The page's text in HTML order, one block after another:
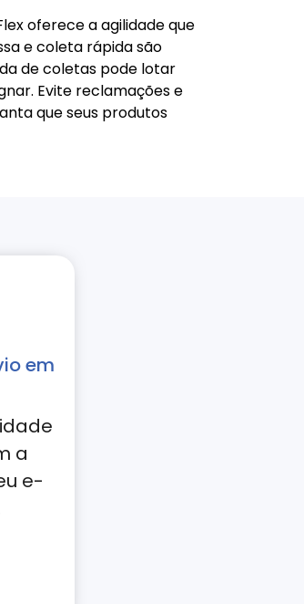
oferece a agilidade que
e coleta rápida são
de coletas pode lotar
Evite reclamações e
que seus produtos
em
a
e-